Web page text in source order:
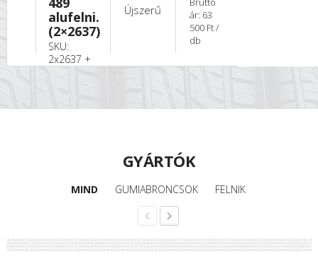
alufelni.
(2×2637)
SKU:
2x2637 +
Újszerű
ár: 63
500 Ft /
db
GYÁRTÓK
MIND GUMIABRONCSOK FELNIK